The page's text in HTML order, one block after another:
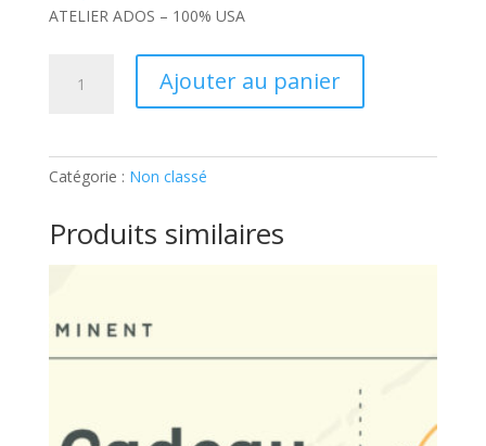
ATELIER ADOS – 100% USA
100%
Ticket
Ajouter au panier
Catégorie : Non classé
Produits similaires